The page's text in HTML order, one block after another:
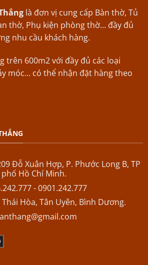
là đơn vị cung cấp Bàn thờ, Tủ
thờ, Phụ kiện phòng thờ... đầy đủ
nhu cầu khách hàng.
trên 600m2 với đầy đủ các loại
móc... có thể nhận đặt hàng theo
Đỗ Xuân Hợp, P. Phước Long B, TP
Hồ Chí Minh.
- 0901.242.777
Hòa, Tân Uyên, Bình Dương.